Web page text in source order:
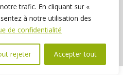
trafic. En cliquant sur «
à notre utilisation des
de confidentialité
rejeter Accepter tout
01 69 31 37 31
Nous contacter
publics Délibérations